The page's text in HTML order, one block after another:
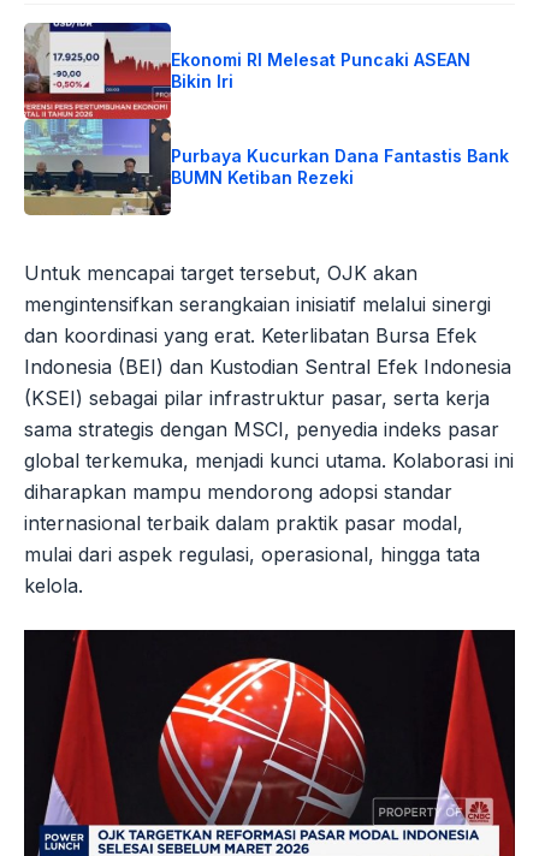
Ekonomi RI Melesat Puncaki ASEAN
Bikin Iri
Purbaya Kucurkan Dana Fantastis Bank
BUMN Ketiban Rezeki
Untuk mencapai target tersebut, OJK akan
mengintensifkan serangkaian inisiatif melalui sinergi
dan koordinasi yang erat. Keterlibatan Bursa Efek
Indonesia (BEI) dan Kustodian Sentral Efek Indonesia
(KSEI) sebagai pilar infrastruktur pasar, serta kerja
sama strategis dengan MSCI, penyedia indeks pasar
global terkemuka, menjadi kunci utama. Kolaborasi ini
diharapkan mampu mendorong adopsi standar
internasional terbaik dalam praktik pasar modal,
mulai dari aspek regulasi, operasional, hingga tata
kelola.